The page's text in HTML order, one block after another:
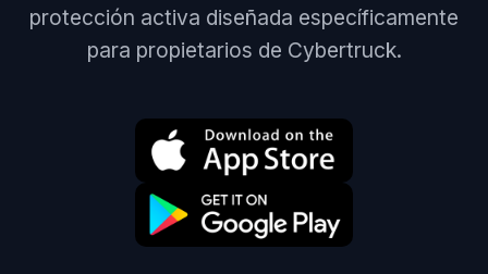
protección activa diseñada específicamente
para propietarios de Cybertruck.